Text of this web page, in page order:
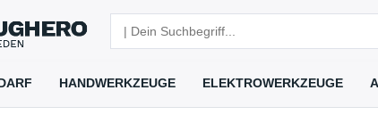
HANDWERKZEUGE ELEKTROWERKZEUGE